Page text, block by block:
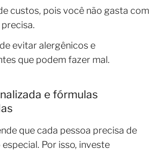
custos, pois você não gasta com
evitar alergênicos e
que podem fazer mal.
e fórmulas
que cada pessoa precisa de
Por isso, investe